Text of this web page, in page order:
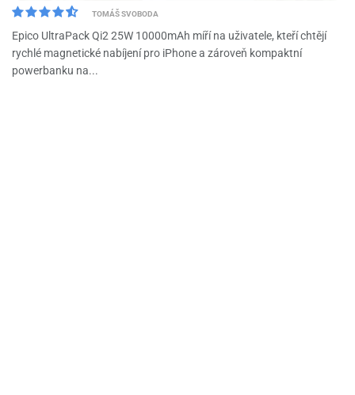
TOMÁŠ SVOBODA
Epico UltraPack Qi2 25W 10000mAh míří na uživatele, kteří chtějí
rychlé magnetické nabíjení pro iPhone a zároveň kompaktní
powerbanku na...